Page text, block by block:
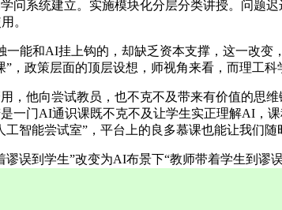
问系统建立。实施模块化分层分类讲授。问题
。
和AI挂上钩的，却缺乏资本支撑，这一改变
”，政策层面的顶层设想，师视角来看，而理工
他向尝试教员，也不克不及带来有价值的思维
一门AI通识课既不克不及让学生实正理解AI，
智能尝试室”，平台上的良多慕课也能让我们随
到学生”改变为AI布景下“教师带着学生到谬误